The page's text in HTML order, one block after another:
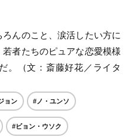
んのこと、涙活したい方に
者たちのピュアな恋愛模様
。（文：斎藤好花／ライタ
ョン #ノ・ユンソ
#ビョン・ウソク